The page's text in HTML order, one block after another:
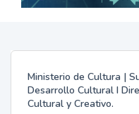
Ministerio de Cultura |
Desarrollo Cultural I
Cultural y Creativo.